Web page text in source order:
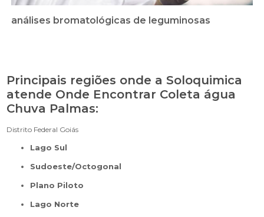
análises bromatológicas de leguminosas
Principais regiões onde a Soloquimica
atende Onde Encontrar Coleta água
Chuva Palmas:
Distrito Federal Goiás
Lago Sul
Sudoeste/Octogonal
Plano Piloto
Lago Norte